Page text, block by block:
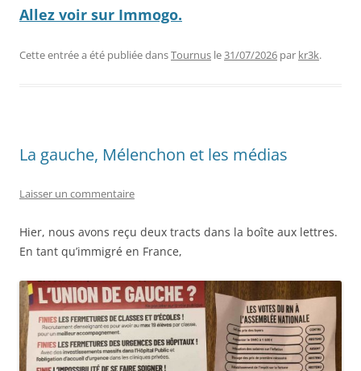
Allez voir sur Immogo.
Cette entrée a été publiée dansTournus le31/07/2026 par kr3k.
La gauche, Mélenchon et les médias
Laisser un commentaire
Hier, nous avons reçu deux tracts dans la boîte aux lettres.
En tant qu’immigré en France,